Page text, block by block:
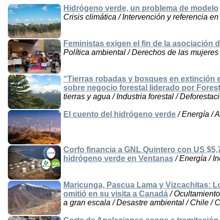
Hidrógeno verde, un problema de modelo
Crisis climática / Intervención y referencia
Feministas exigen el fin de la asociación
Política ambiental / Derechos de las
“Tierras robadas y bosques en extinción
sobre negocio forestal liderado por
tierras y agua / Industria forestal /
El cuento del hidrógeno verde/ Energía /
Corfo financia a GNL Quintero con US
hidrógeno verde en Ventanas/ Energía /
Maricunga, Pascua Lama y Vizcachitas:
omitió en su visita a Canadá/
a gran escala / Desastre ambiental / Chile /